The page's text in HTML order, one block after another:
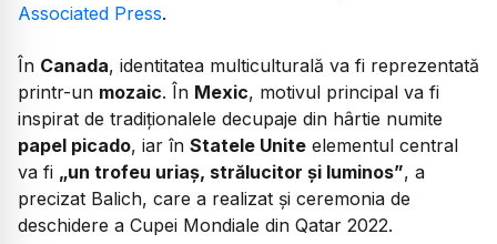
Associated Press.
În Canada, identitatea multiculturală va fi reprezentată
printr-un mozaic. În Mexic, motivul principal va fi
inspirat de tradiționalele decupaje din hârtie numite
papel picado, iar în Statele Unite elementul central
va fi „un trofeu uriaș, strălucitor și luminos”, a
precizat Balich, care a realizat și ceremonia de
deschidere a Cupei Mondiale din Qatar 2022.